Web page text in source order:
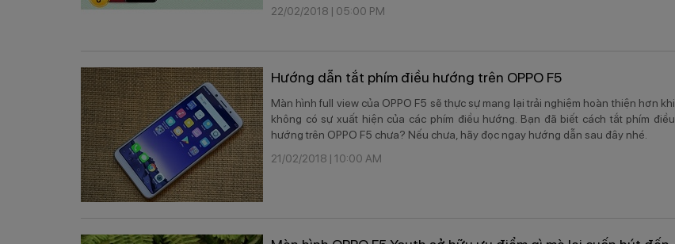
22/02/2018 | 05:00 PM
Hướng dẫn tắt phím điều hướng trên OPPO F5
Màn hình full view của OPPO F5 sẽ thực sự mang lại trải nghiệm hoàn thiện hơn khi
không có sự xuất hiện của các phím điều hướng. Bạn đã biết cách tắt phím điều
hướng trên OPPO F5 chưa? Nếu chưa, hãy đọc ngay hướng dẫn sau đây nhé.
21/02/2018 | 10:00 AM